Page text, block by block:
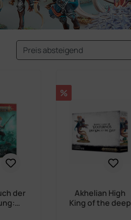
der
Rabatt
%
Akhelian High
King of the deep